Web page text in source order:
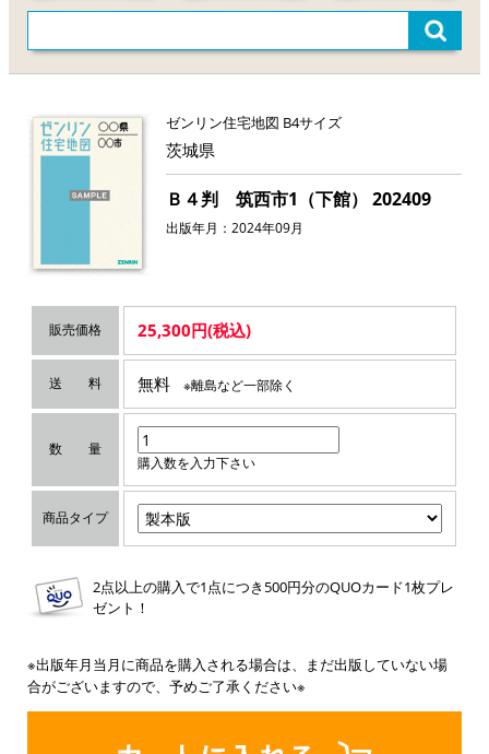
ゼンリン住宅地図 B4サイズ
茨城県
Ｂ４判 筑西市1（下館） 202409
出版年月：2024年09月
販売価格 25,300円(税込)
送 料 無料 ※離島など一部除く
数 量
購入数を入力下さい
商品タイプ
2点以上の購入で1点につき500円分のQUOカード1枚プレ
ゼント！
※出版年月当月に商品を購入される場合は、まだ出版していない場
合がございますので、予めご了承ください※